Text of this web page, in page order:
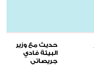
حديث مع وزير
البيئة فادي
جريصاتي